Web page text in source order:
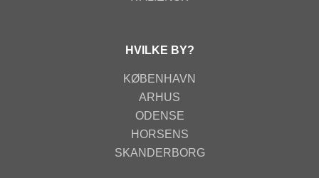
HVILKE BY?
KØBENHAVN
ARHUS
ODENSE
HORSENS
SKANDERBORG